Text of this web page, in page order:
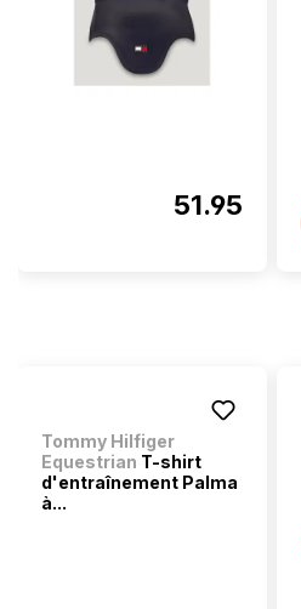
51.95
Tommy Hilfiger
Equestrian T-shirt
d'entraînement Palma
à...